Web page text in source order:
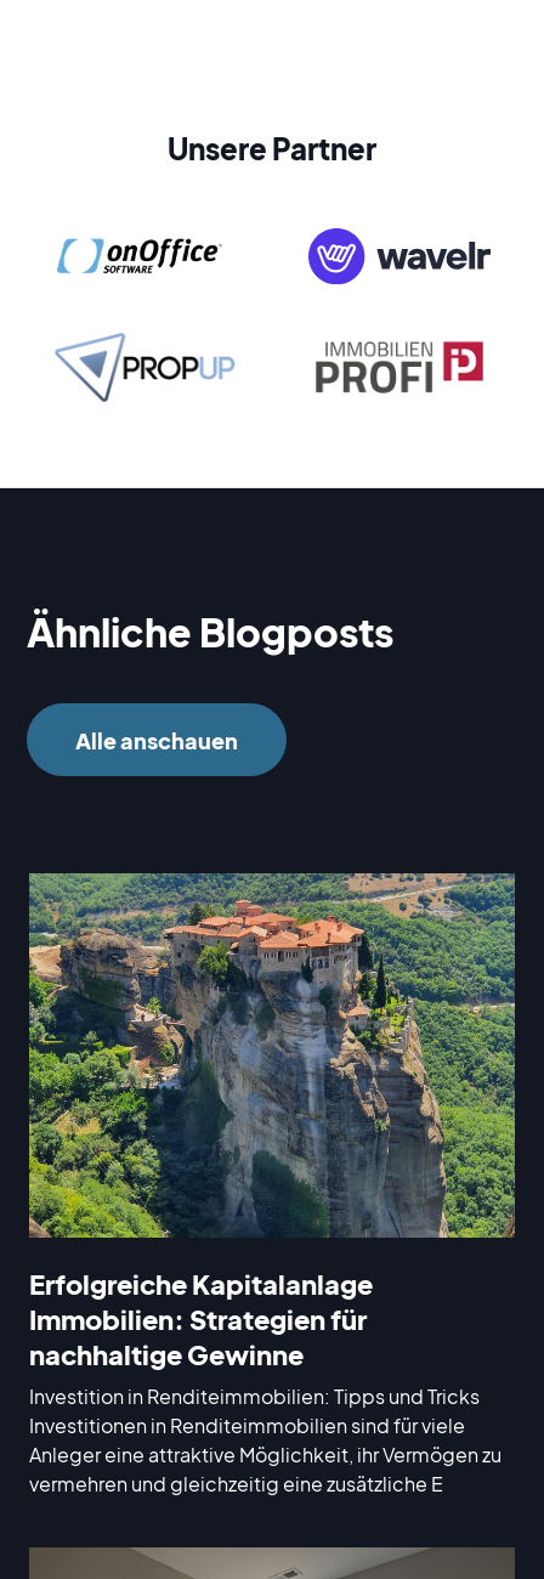
Unsere Partner
Ähnliche Blogposts
Alle anschauen
Erfolgreiche Kapitalanlage
Immobilien: Strategien für
nachhaltige Gewinne
Investition in Renditeimmobilien: Tipps und Tricks
Investitionen in Renditeimmobilien sind für viele
Anleger eine attraktive Möglichkeit, ihr Vermögen zu
vermehren und gleichzeitig eine zusätzliche E